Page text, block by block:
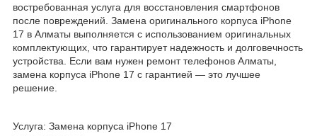
востребованная услуга для восстановления смартфонов
после повреждений. Замена оригинального корпуса iPhone
17 в Алматы выполняется с использованием оригинальных
комплектующих, что гарантирует надежность и долговечность
устройства. Если вам нужен ремонт телефонов Алматы,
замена корпуса iPhone 17 с гарантией — это лучшее
решение.
Услуга: Замена корпуса iPhone 17